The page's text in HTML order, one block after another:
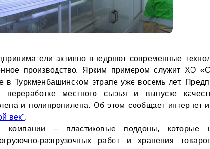
активно внедряют современные
производство. Ярким примером служит ХО
в Туркменбашинском этрапе уже восемь лет.
переработке местного сырья и выпуске
и полипропилена. Об этом сообщает интернет-
век".
компании – пластиковые поддоны, которые
разгрузочных работ и хранения